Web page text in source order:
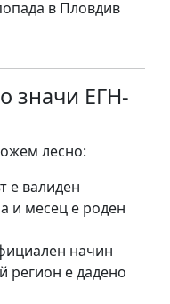
в Пловдив
значи ЕГН-
лесно:
е валиден
и месец е роден
начин
регион е дадено